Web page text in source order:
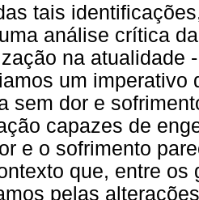
tais
análise crítica
na atualidade
um imperativo
sem dor e
capazes de
e o sofrimento
que, entre os
pelas